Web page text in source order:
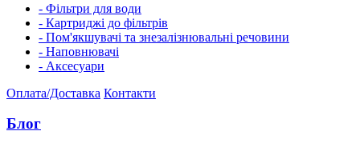
- Фільтри для води
- Картриджі до фільтрів
- Пом'якшувачі та знезалізнювальні речовини
- Наповнювачі
- Аксесуари
Оплата/Доставка Контакти
Блог